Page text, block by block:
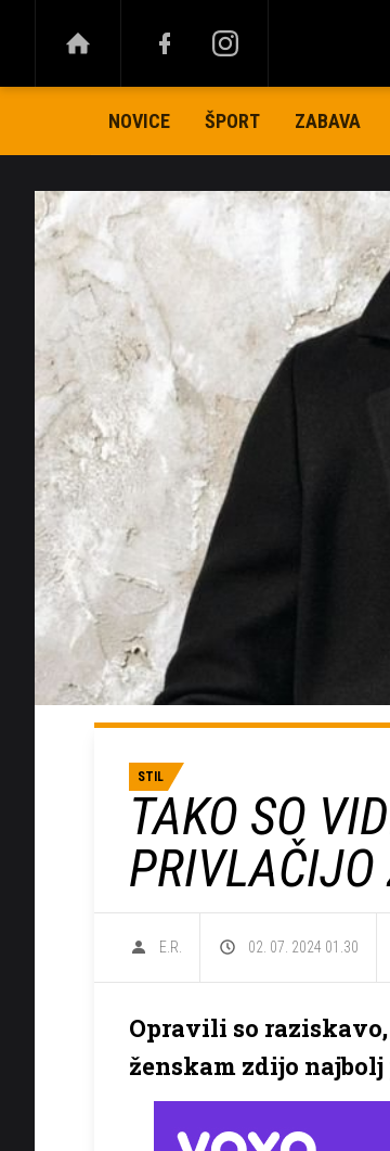
NOVICE ŠPORT ZABAVA
STIL
TAKO SO
PRIVLAČIJO
E.R. 02. 07. 2024 01.30
Opravili so
ženskam zdijo